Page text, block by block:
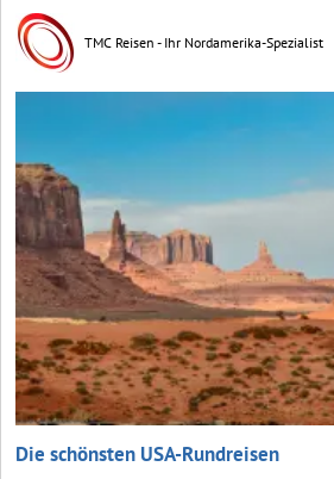
TMC Reisen - Ihr Nordamerika-Spezialist
Die schönsten USA-Rundreisen